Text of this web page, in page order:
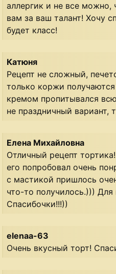
аллергик и не все можно,
вам за ваш талант! Хочу
будет класс!
Катюня
Рецепт не сложный,
только коржи
кремом пропитывался
не праздничный вариант,
Елена Михайловна
Отличный рецепт
его попробовал очень
с мастикой пришлось
что-то получилось.))) Для
Спасибочки!!!))
elenaa-63
Очень вкусный торт!